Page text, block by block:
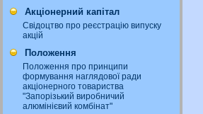
Акціонерний капітал
Свідоцтво про реєстрацію випуску
акцій
Положення
Положення про принципи
формування наглядової ради
акціонерного товариства
"Запорізький виробничий
алюмінієвий комбінат"